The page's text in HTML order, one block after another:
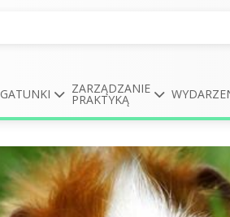
GATUNKI ZARZĄDZANIE
PRAKTYKĄ